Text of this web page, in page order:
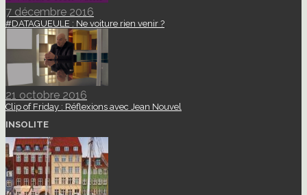
7 décembre 2016
#DATAGUEULE : Ne voiture rien venir ?
21 octobre 2016
Clip of Friday : Réflexions avec Jean Nouvel
INSOLITE